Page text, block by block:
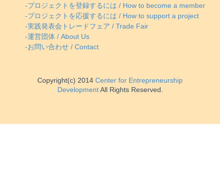
-プロジェクトを登録するには / How to become a member
-プロジェクトを応援するには / How to support a project
-実践発表会トレードフェア / Trade Fair
-運営団体 / About Us
-お問い合わせ / Contact
Copyright(c) 2014 Center for Entrepreneurship
DevelopmentAll Rights Reserved.